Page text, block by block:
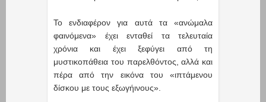
Το ενδιαφέρον για αυτά τα «ανώμαλα
φαινόμενα» έχει ενταθεί τα τελευταία
χρόνια και έχει ξεφύγει από τη
μυστικοπάθεια του παρελθόντος, αλλά και
πέρα από την εικόνα του «ιπτάμενου
δίσκου με τους εξωγήινους».